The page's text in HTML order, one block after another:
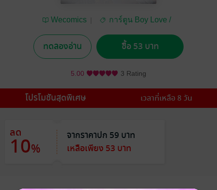
Wecomics
การ์ตูน Boy Love /
ทดลองอ่าน ซื้อ 53 บาท
5.00 3 Rating
โปรโมชันสุดพิเศษ เวลาที่เหลือ 8 วัน
ลด
10%
จากราคาปก 59 บาท
เหลือเพียง 53 บาท